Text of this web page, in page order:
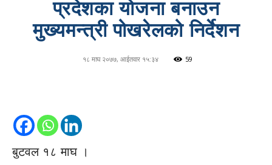
प्रदेशका योजना बनाउन
मुख्यमन्त्री पोखरेलको निर्देशन
१८ माघ २०७७, आईतवार १५:३४ 59
बुटवल १८ माघ ।